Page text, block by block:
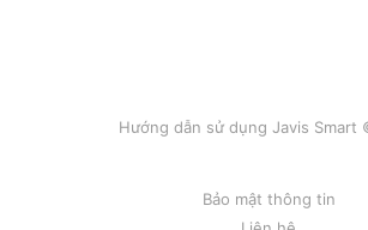
Hướng dẫn sử dụng Javis Smart
Bảo mật thông tin